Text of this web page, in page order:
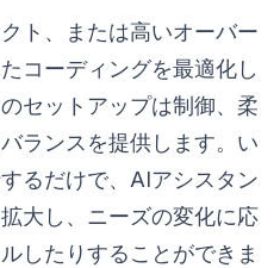
ト、または高いオーバー
コーディングを最適化し
セットアップは制御、柔
ランスを提供します。い
るだけで、AIアシスタン
大し、ニーズの変化に応
したりすることができま